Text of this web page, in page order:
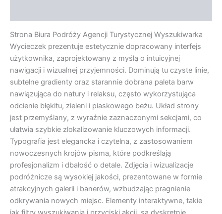
Strona Biura Podróży Agencji Turystycznej Wyszukiwarka
Wycieczek prezentuje estetycznie dopracowany interfejs
użytkownika, zaprojektowany z myślą o intuicyjnej
nawigacji i wizualnej przyjemności. Dominują tu czyste linie,
subtelne gradienty oraz starannie dobrana paleta barw
nawiązująca do natury i relaksu, często wykorzystująca
odcienie błękitu, zieleni i piaskowego beżu. Układ strony
jest przemyślany, z wyraźnie zaznaczonymi sekcjami, co
ułatwia szybkie zlokalizowanie kluczowych informacji.
Typografia jest elegancka i czytelna, z zastosowaniem
nowoczesnych krojów pisma, które podkreślają
profesjonalizm i dbałość o detale. Zdjęcia i wizualizacje
podróżnicze są wysokiej jakości, prezentowane w formie
atrakcyjnych galerii i banerów, wzbudzając pragnienie
odkrywania nowych miejsc. Elementy interaktywne, takie